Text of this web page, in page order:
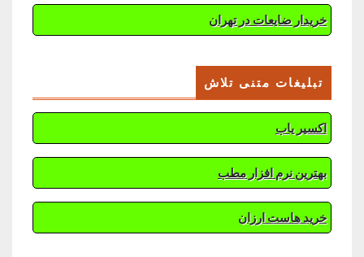
خریدار ضایعات در تهران
تبلیغات متنی تلاش
اکسیر یاب
بهترین نرم افزار مطب
خرید هاست ارزان